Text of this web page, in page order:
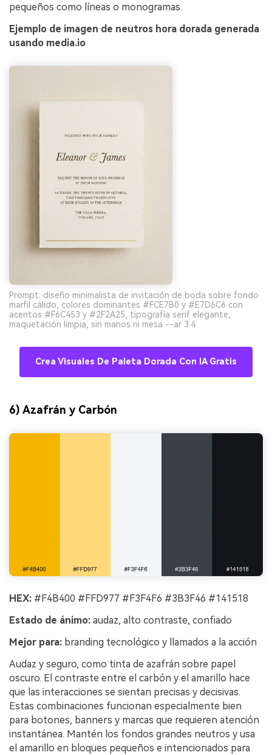
pequeños como líneas o monogramas.
Ejemplo de imagen de neutros hora dorada generada
usando media.io
Prompt: diseño minimalista de invitación de boda sobre fondo
marfil cálido, colores dominantes #FCE7B0 y #E7D6C6 con
acentos #F6C453 y #2F2A25, tipografía serif elegante,
maquetación limpia, sin manos ni mesa --ar 3:4
Crea Visuales De Paleta Dorada Con IA Gratis
6) Azafrán y Carbón
HEX: #F4B400 #FFD977 #F3F4F6 #3B3F46 #141518
Estado de ánimo: audaz, alto contraste, confiado
Mejor para: branding tecnológico y llamados a la acción
Audaz y seguro, como tinta de azafrán sobre papel
oscuro. El contraste entre el carbón y el amarillo hace
que las interacciones se sientan precisas y decisivas.
Estas combinaciones funcionan especialmente bien
para botones, banners y marcas que requieren atención
instantánea. Mantén los fondos grandes neutros y usa
el amarillo en bloques pequeños e intencionados para